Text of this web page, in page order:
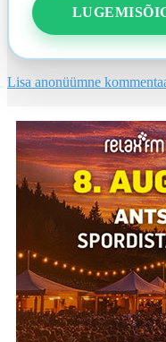
Lisa anonüümne